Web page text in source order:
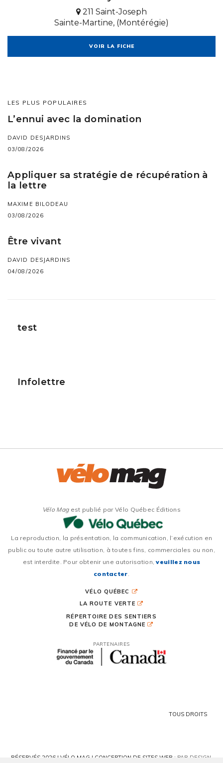
211 Saint-Joseph
Sainte-Martine, (Montérégie)
VOIR LA FICHE
LES PLUS POPULAIRES
L’ennui avec la domination
DAVID DESJARDINS
03/08/2026
Appliquer sa stratégie de récupération à
la lettre
MAXIME BILODEAU
03/08/2026
Être vivant
DAVID DESJARDINS
04/08/2026
test
Infolettre
Vélo Magest publié par Vélo Québec Éditions
La reproduction, la présentation, la communication, l’exécution en
public ou toute autre utilisation, à toutes fins, commerciales ou non,
est interdite. Pour obtenir une autorisation,veuillez nous
contacter.
VÉLO QUÉBEC
LA ROUTE VERTE
RÉPERTOIRE DES SENTIERS
DE VÉLO DE MONTAGNE
PARTENAIRES
TOUS DROITS
RÉSERVÉS 2026 | VÉLO MAG | CONCEPTION DE SITES WEB : PAR DESIGN,